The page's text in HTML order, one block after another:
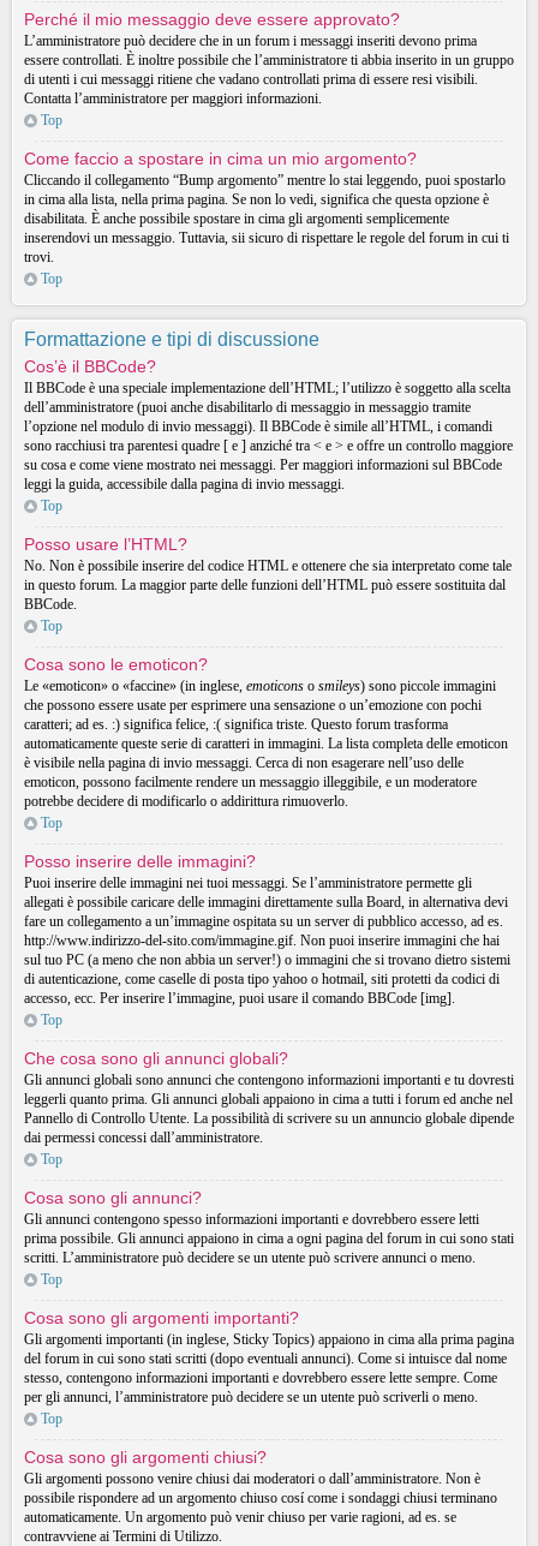
Perché il mio messaggio deve essere approvato?
L’amministratore può decidere che in un forum i messaggi inseriti devono prima
essere controllati. È inoltre possibile che l’amministratore ti abbia inserito in un gruppo
di utenti i cui messaggi ritiene che vadano controllati prima di essere resi visibili.
Contatta l’amministratore per maggiori informazioni.
Top
Come faccio a spostare in cima un mio argomento?
Cliccando il collegamento “Bump argomento” mentre lo stai leggendo, puoi spostarlo
in cima alla lista, nella prima pagina. Se non lo vedi, significa che questa opzione è
disabilitata. È anche possibile spostare in cima gli argomenti semplicemente
inserendovi un messaggio. Tuttavia, sii sicuro di rispettare le regole del forum in cui ti
trovi.
Top
Formattazione e tipi di discussione
Cos’è il BBCode?
Il BBCode è una speciale implementazione dell’HTML; l’utilizzo è soggetto alla scelta
dell’amministratore (puoi anche disabilitarlo di messaggio in messaggio tramite
l’opzione nel modulo di invio messaggi). Il BBCode è simile all’HTML, i comandi
sono racchiusi tra parentesi quadre [ e ] anziché tra < e > e offre un controllo maggiore
su cosa e come viene mostrato nei messaggi. Per maggiori informazioni sul BBCode
leggi la guida, accessibile dalla pagina di invio messaggi.
Top
Posso usare l’HTML?
No. Non è possibile inserire del codice HTML e ottenere che sia interpretato come tale
in questo forum. La maggior parte delle funzioni dell’HTML può essere sostituita dal
BBCode.
Top
Cosa sono le emoticon?
Le «emoticon» o «faccine» (in inglese, emoticons o smileys) sono piccole immagini
che possono essere usate per esprimere una sensazione o un’emozione con pochi
caratteri; ad es. :) significa felice, :( significa triste. Questo forum trasforma
automaticamente queste serie di caratteri in immagini. La lista completa delle emoticon
è visibile nella pagina di invio messaggi. Cerca di non esagerare nell’uso delle
emoticon, possono facilmente rendere un messaggio illeggibile, e un moderatore
potrebbe decidere di modificarlo o addirittura rimuoverlo.
Top
Posso inserire delle immagini?
Puoi inserire delle immagini nei tuoi messaggi. Se l’amministratore permette gli
allegati è possibile caricare delle immagini direttamente sulla Board, in alternativa devi
fare un collegamento a un’immagine ospitata su un server di pubblico accesso, ad es.
http://www.indirizzo-del-sito.com/immagine.gif. Non puoi inserire immagini che hai
sul tuo PC (a meno che non abbia un server!) o immagini che si trovano dietro sistemi
di autenticazione, come caselle di posta tipo yahoo o hotmail, siti protetti da codici di
accesso, ecc. Per inserire l’immagine, puoi usare il comando BBCode [img].
Top
Che cosa sono gli annunci globali?
Gli annunci globali sono annunci che contengono informazioni importanti e tu dovresti
leggerli quanto prima. Gli annunci globali appaiono in cima a tutti i forum ed anche nel
Pannello di Controllo Utente. La possibilità di scrivere su un annuncio globale dipende
dai permessi concessi dall’amministratore.
Top
Cosa sono gli annunci?
Gli annunci contengono spesso informazioni importanti e dovrebbero essere letti
prima possibile. Gli annunci appaiono in cima a ogni pagina del forum in cui sono stati
scritti. L’amministratore può decidere se un utente può scrivere annunci o meno.
Top
Cosa sono gli argomenti importanti?
Gli argomenti importanti (in inglese, Sticky Topics) appaiono in cima alla prima pagina
del forum in cui sono stati scritti (dopo eventuali annunci). Come si intuisce dal nome
stesso, contengono informazioni importanti e dovrebbero essere lette sempre. Come
per gli annunci, l’amministratore può decidere se un utente può scriverli o meno.
Top
Cosa sono gli argomenti chiusi?
Gli argomenti possono venire chiusi dai moderatori o dall’amministratore. Non è
possibile rispondere ad un argomento chiuso cosí come i sondaggi chiusi terminano
automaticamente. Un argomento può venir chiuso per varie ragioni, ad es. se
contravviene ai Termini di Utilizzo.